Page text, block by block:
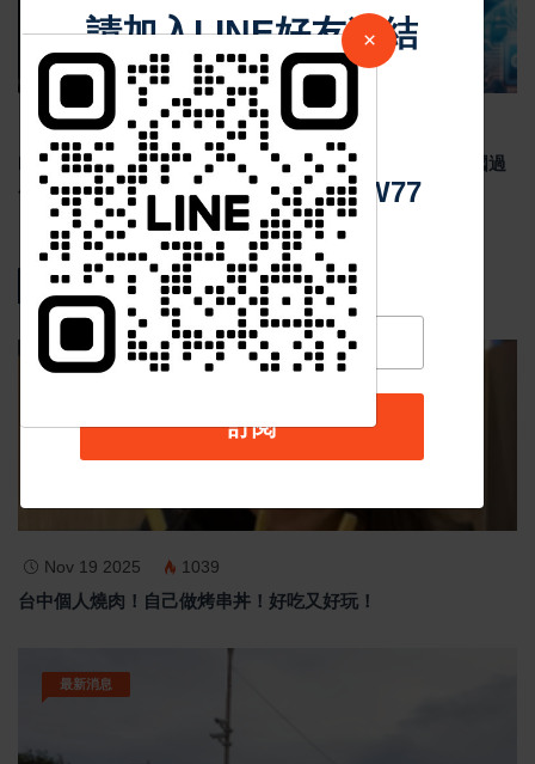
Jul 29 2026 1783
Meta祖克柏談美中AI競爭 反對封鎖中國AI模型 示警美國過
度監管恐削弱競爭力
熱門新聞
影音新聞
Nov 19 2025 1039
台中個人燒肉！自己做烤串丼！好吃又好玩！
最新消息
請加入LINE好友連結
中 華 超 傳 媒
Https://reurl.cc/adqW77
訂閱
×